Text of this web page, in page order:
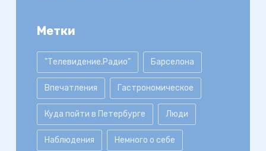
Метки
"Телевидение.Радио" Барселона
Впечатления Гастрономическое
Куда пойти в Петербурге Люди
Наблюдения Немного о себе